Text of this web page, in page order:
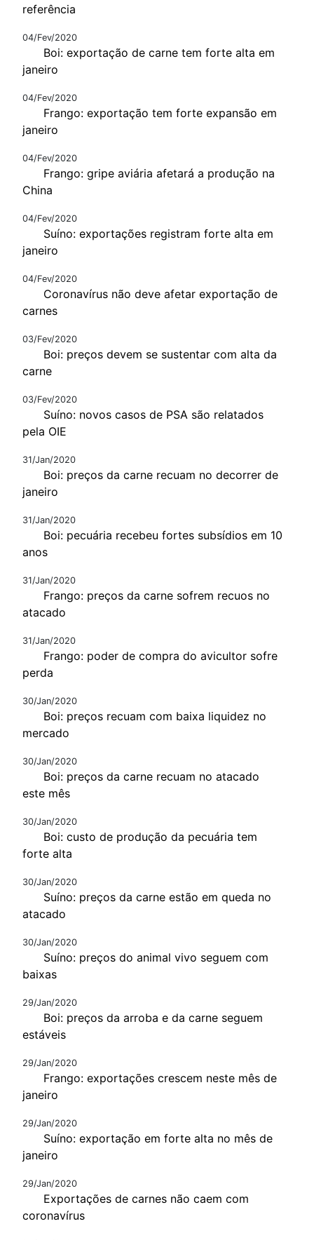
referência
04/Fev/2020
Boi: exportação de carne tem forte alta em
janeiro
04/Fev/2020
Frango: exportação tem forte expansão em
janeiro
04/Fev/2020
Frango: gripe aviária afetará a produção na
China
04/Fev/2020
Suíno: exportações registram forte alta em
janeiro
04/Fev/2020
Coronavírus não deve afetar exportação de
carnes
03/Fev/2020
Boi: preços devem se sustentar com alta da
carne
03/Fev/2020
Suíno: novos casos de PSA são relatados
pela OIE
31/Jan/2020
Boi: preços da carne recuam no decorrer de
janeiro
31/Jan/2020
Boi: pecuária recebeu fortes subsídios em 10
anos
31/Jan/2020
Frango: preços da carne sofrem recuos no
atacado
31/Jan/2020
Frango: poder de compra do avicultor sofre
perda
30/Jan/2020
Boi: preços recuam com baixa liquidez no
mercado
30/Jan/2020
Boi: preços da carne recuam no atacado
este mês
30/Jan/2020
Boi: custo de produção da pecuária tem
forte alta
30/Jan/2020
Suíno: preços da carne estão em queda no
atacado
30/Jan/2020
Suíno: preços do animal vivo seguem com
baixas
29/Jan/2020
Boi: preços da arroba e da carne seguem
estáveis
29/Jan/2020
Frango: exportações crescem neste mês de
janeiro
29/Jan/2020
Suíno: exportação em forte alta no mês de
janeiro
29/Jan/2020
Exportações de carnes não caem com
coronavírus